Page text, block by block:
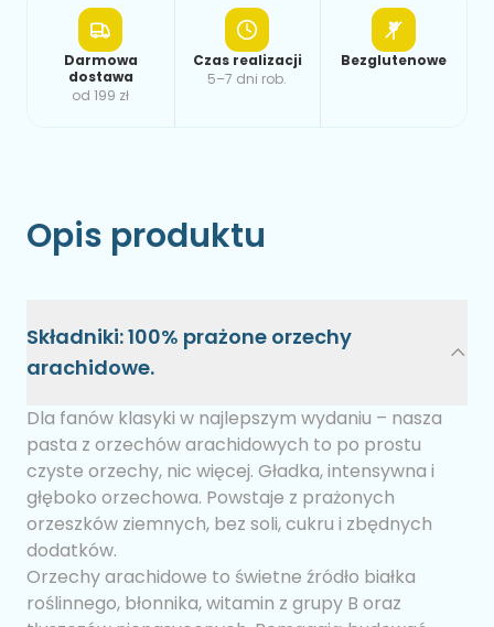
Darmowa
dostawa
od 199 zł
Czas realizacji
5–7 dni rob.
Bezglutenowe
Opis produktu
Składniki: 100% prażone orzechy
arachidowe.
Dla fanów klasyki w najlepszym wydaniu – nasza
pasta z orzechów arachidowych to po prostu
czyste orzechy, nic więcej. Gładka, intensywna i
głęboko orzechowa. Powstaje z prażonych
orzeszków ziemnych, bez soli, cukru i zbędnych
dodatków.
Orzechy arachidowe to świetne źródło białka
roślinnego, błonnika, witamin z grupy B oraz